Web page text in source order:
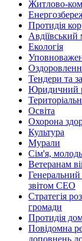
Житлово-
Протидія
Екологія
Тендери та
Юридичний
Освіта
Охорона
Культура
Мурали
Сім'я,
Ветеранам
звітом СЕО
Стратегія
громади
Протидія
Повідомна
доповнень